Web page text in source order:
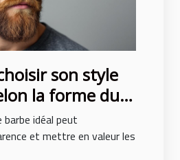
son style
la forme du
idéal peut
et mettre en valeur les